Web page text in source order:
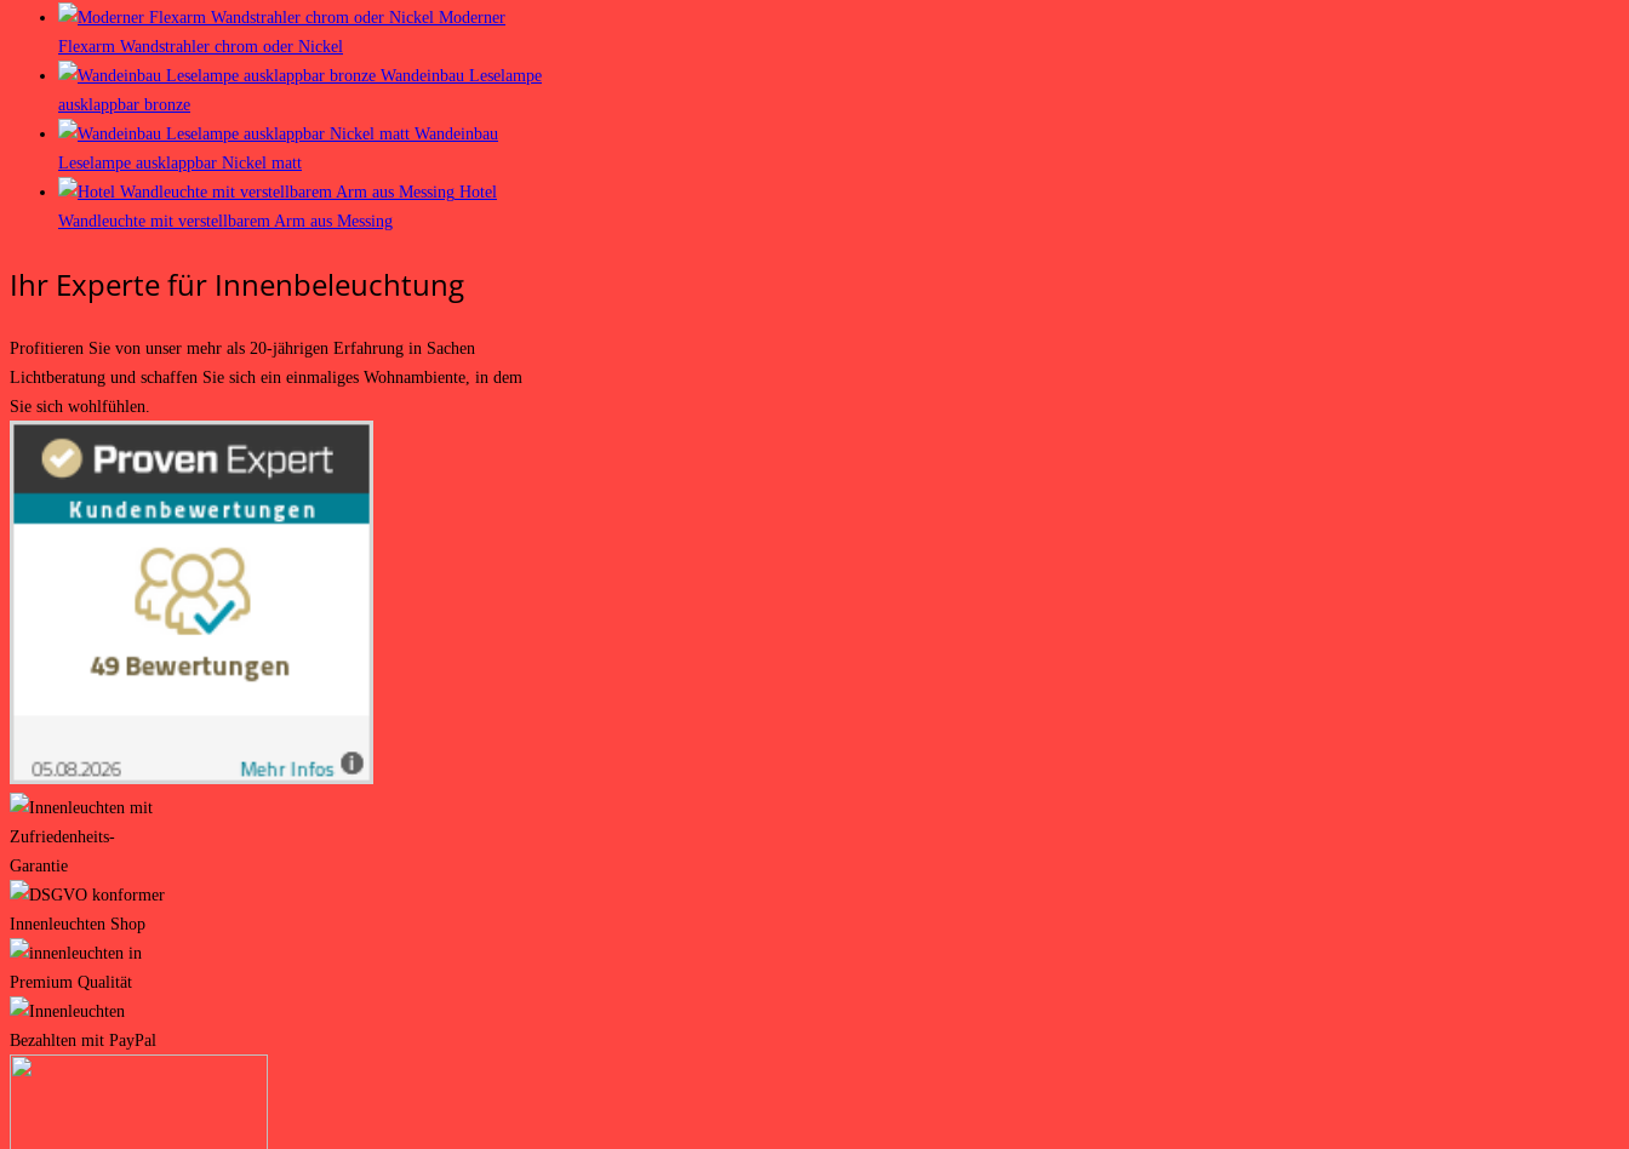
Moderner
Flexarm Wandstrahler chrom oder Nickel
Wandeinbau Leselampe
ausklappbar bronze
Wandeinbau
Leselampe ausklappbar Nickel matt
Hotel
Wandleuchte mit verstellbarem Arm aus Messing
Ihr Experte für Innenbeleuchtung
Profitieren Sie von unser mehr als 20-jährigen Erfahrung in Sachen
Lichtberatung und schaffen Sie sich ein einmaliges Wohnambiente, in dem
Sie sich wohlfühlen.